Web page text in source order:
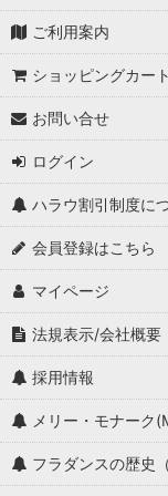
ご利用案内
ショッピングカート
お問い合せ
ログイン
ハラウ割引制度に
会員登録はこちら
マイページ
法規表示/会社概要
採用情報
メリー・モナーク
フラダンスの歴史